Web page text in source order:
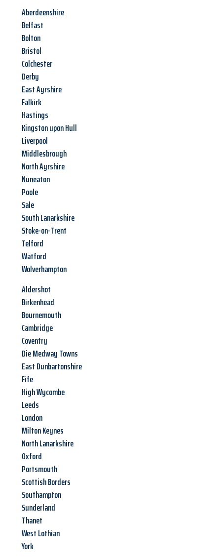
Aberdeenshire
Belfast
Bolton
Bristol
Colchester
Derby
East Ayrshire
Falkirk
Hastings
Kingston upon Hull
Liverpool
Middlesbrough
North Ayrshire
Nuneaton
Poole
Sale
South Lanarkshire
Stoke-on-Trent
Telford
Watford
Wolverhampton
Aldershot
Birkenhead
Bournemouth
Cambridge
Coventry
Die Medway Towns
East Dunbartonshire
Fife
High Wycombe
Leeds
London
Milton Keynes
North Lanarkshire
Oxford
Portsmouth
Scottish Borders
Southampton
Sunderland
Thanet
West Lothian
York